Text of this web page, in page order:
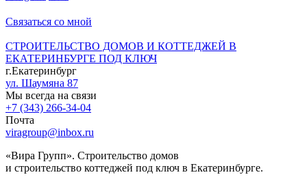
Связаться со мной
СТРОИТЕЛЬСТВО ДОМОВ И КОТТЕДЖЕЙ В
ЕКАТЕРИНБУРГЕ ПОД КЛЮЧ
г.Екатеринбург
ул. Шаумяна 87
Мы всегда на связи
+7 (343) 266-34-04
Почта
viragroup@inbox.ru
«Вира Групп». Строительство домов
и строительство коттеджей под ключ в Екатеринбурге.